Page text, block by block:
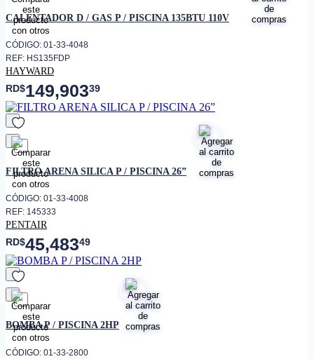
favorito
CALENTADOR D / GAS P / PISCINA 135BTU 110V
CÓDIGO: 01-33-4048
REF: HS135FDP
HAYWARD
RD$149,90339
favorito
FILTRO ARENA SILICA P / PISCINA 26”
CÓDIGO: 01-33-4008
REF: 145333
PENTAIR
RD$45,48349
favorito
BOMBA P / PISCINA 2HP
CÓDIGO: 01-33-2800